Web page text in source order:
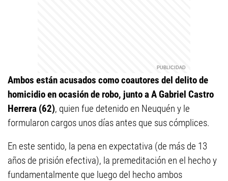
Ambos están acusados como coautores del delito de
homicidio en ocasión de robo, junto a A Gabriel Castro
Herrera (62), quien fue detenido en Neuquén y le
formularon cargos unos días antes que sus cómplices.
En este sentido, la pena en expectativa (de más de 13
años de prisión efectiva), la premeditación en el hecho y
fundamentalmente que luego del hecho ambos